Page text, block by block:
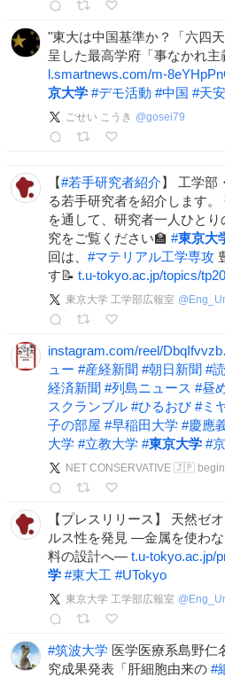
"東大は中国基準か？「六四
呈した最高学府「事なかれ主
l.smartnews.com/m-
京大学 #デモ活動 #中国 #天
ごせい こうき @gosei79
【#若手研究者紹介】 工学部
る若手研究者を紹介します
を通して、研究者一人ひと
究をご覧ください🏫 #東京大
回は、 #マテリアル工学専攻
す📝 t.u-tokyo.ac.jp/topics/
東京大学 工学部広報室 @
instagram.com/reel/
ュー #産経新聞 #朝日新聞 #
経済新聞 #列島ニュース #昼
スクランブル #ひるおび #ミ
子の部屋 #早稲田大学 #慶應
大学 #立教大学 #東京大学 #
NET CONSERVATIVE 🇯🇵
【プレスリリース】 天然ゼ
ルス性を発見 ―金属を使わ
料の設計へ― t.u-tokyo.ac.jp/
学 #東大工 #UTokyo
東京大学 工学部広報室 @
#筑波大学 医学医療系島野仁
究成果発表「肝細胞由来の #